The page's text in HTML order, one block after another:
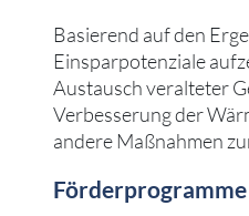
Basierend auf den
Einsparpotenziale
Austausch veralteter
Verbesserung der
andere Maßnahmen